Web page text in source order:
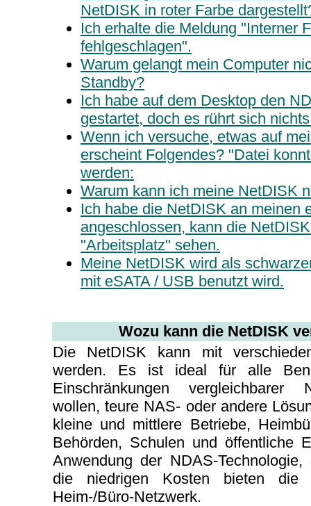
NetDISK in roter Farbe
Ich erhalte die Meldung "Interner
fehlgeschlagen".
Warum gelangt mein Computer
Standby?
Ich habe auf dem Desktop den
gestartet, doch es rührt sich
Wenn ich versuche, etwas auf
erscheint Folgendes? "Datei
werden:
Warum kann ich meine NetDISK
Ich habe die NetDISK an meinen
angeschlossen, kann die
"Arbeitsplatz" sehen.
Meine NetDISK wird als
mit eSATA / USB benutzt wird.
Wozu kann die NetDISK
Die NetDISK kann mit
werden. Es ist ideal für alle
Einschränkungen vergleichbarer
wollen, teure NAS- oder andere
kleine und mittlere Betriebe,
Behörden, Schulen und öffentliche
Anwendung der NDAS-
die niedrigen Kosten bieten die
Heim-/Büro-Netzwerk.